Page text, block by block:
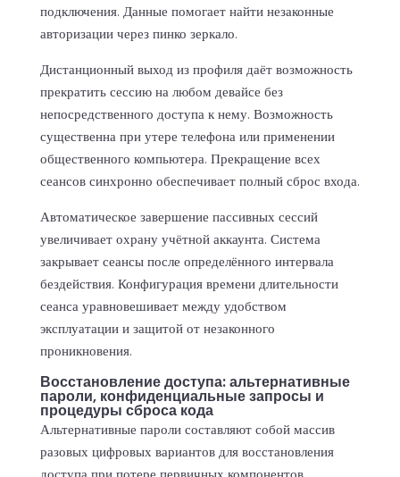
подключения. Данные помогает найти незаконные
авторизации через пинко зеркало.
Дистанционный выход из профиля даёт возможность
прекратить сессию на любом девайсе без
непосредственного доступа к нему. Возможность
существенна при утере телефона или применении
общественного компьютера. Прекращение всех
сеансов синхронно обеспечивает полный сброс входа.
Автоматическое завершение пассивных сессий
увеличивает охрану учётной аккаунта. Система
закрывает сеансы после определённого интервала
бездействия. Конфигурация времени длительности
сеанса уравновешивает между удобством
эксплуатации и защитой от незаконного
проникновения.
Восстановление доступа: альтернативные
пароли, конфиденциальные запросы и
процедуры сброса кода
Альтернативные пароли составляют собой массив
разовых цифровых вариантов для восстановления